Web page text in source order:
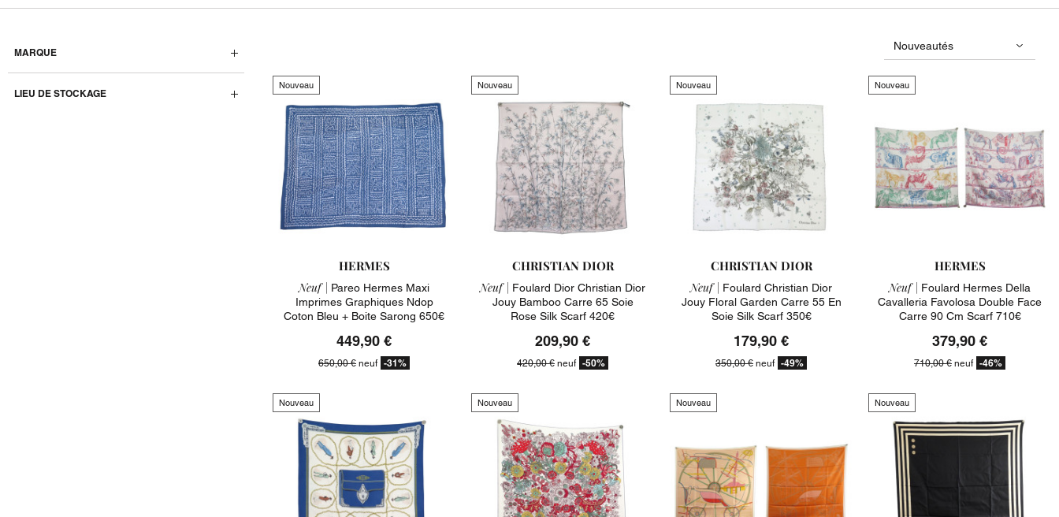
MARQUE
LIEU DE STOCKAGE
Nouveau
HERMES
Neuf | Pareo Hermes Maxi
Imprimes Graphiques Ndop
Coton Bleu + Boite Sarong 650€
449,90 €
650,00 € neuf -31%
Nouveau
CHRISTIAN DIOR
Neuf | Foulard Dior Christian Dior
Jouy Bamboo Carre 65 Soie
Rose Silk Scarf 420€
209,90 €
420,00 € neuf -50%
Nouveau
CHRISTIAN DIOR
Neuf | Foulard Christian Dior
Jouy Floral Garden Carre 55 En
Soie Silk Scarf 350€
179,90 €
350,00 € neuf -49%
Nouveau
HERMES
Neuf | Foulard Hermes Della
Cavalleria Favolosa Double Face
Carre 90 Cm Scarf 710€
379,90 €
710,00 € neuf -46%
Nouveau Nouveau Nouveau Nouveau